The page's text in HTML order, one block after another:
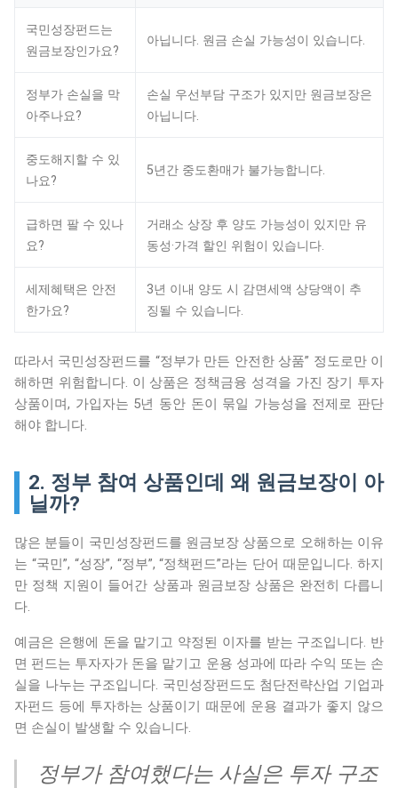
국민성장펀드는
원금보장인가요?
아닙니다. 원금 손실 가능성이 있습니다.
정부가 손실을 막
아주나요?
손실 우선부담 구조가 있지만 원금보장은
아닙니다.
중도해지할 수 있
나요?
5년간 중도환매가 불가능합니다.
급하면 팔 수 있나
요?
거래소 상장 후 양도 가능성이 있지만 유
동성·가격 할인 위험이 있습니다.
세제혜택은 안전
한가요?
3년 이내 양도 시 감면세액 상당액이 추
징될 수 있습니다.
따라서 국민성장펀드를 “정부가 만든 안전한 상품” 정도로만 이
해하면 위험합니다. 이 상품은 정책금융 성격을 가진 장기 투자
상품이며, 가입자는 5년 동안 돈이 묶일 가능성을 전제로 판단
해야 합니다.
2. 정부 참여 상품인데 왜 원금보장이 아
닐까?
많은 분들이 국민성장펀드를 원금보장 상품으로 오해하는 이유
는 “국민”, “성장”, “정부”, “정책펀드”라는 단어 때문입니다. 하지
만 정책 지원이 들어간 상품과 원금보장 상품은 완전히 다릅니
다.
예금은 은행에 돈을 맡기고 약정된 이자를 받는 구조입니다. 반
면 펀드는 투자자가 돈을 맡기고 운용 성과에 따라 수익 또는 손
실을 나누는 구조입니다. 국민성장펀드도 첨단전략산업 기업과
자펀드 등에 투자하는 상품이기 때문에 운용 결과가 좋지 않으
면 손실이 발생할 수 있습니다.
정부가 참여했다는 사실은 투자 구조